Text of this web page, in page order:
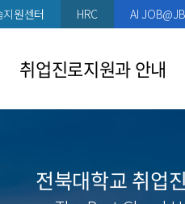
원센터 HRC AI
취업진로지원과 안내
부서소개
전북대학교 취업